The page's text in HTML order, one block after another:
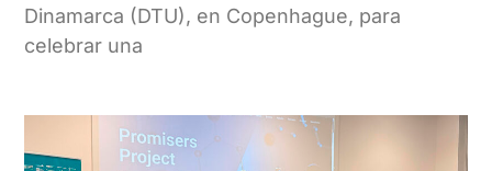
Dinamarca (DTU), en Copenhague, para
celebrar una